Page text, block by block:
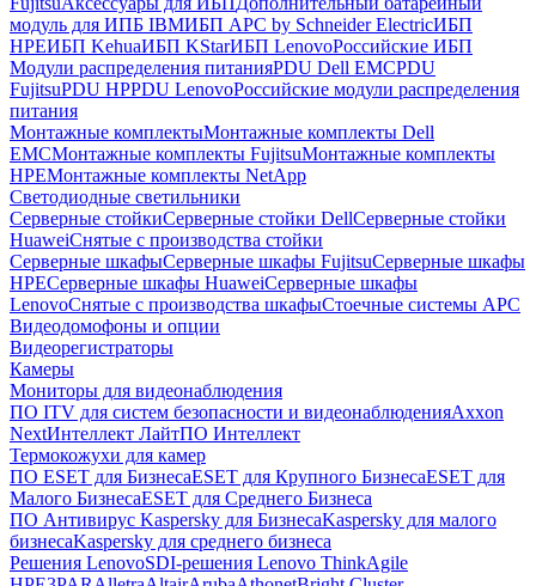
модуль для ИПБ IBMИБП APC by Schneider ElectricИБП
HPEИБП KehuaИБП KStarИБП LenovoРоссийские ИБП
Модули распределения питанияPDU Dell EMCPDU
FujitsuPDU HPPDU LenovoРоссийские модули распределения
питания
Монтажные комплектыМонтажные комплекты Dell
EMCМонтажные комплекты FujitsuМонтажные комплекты
HPEМонтажные комплекты NetApp
Светодиодные светильники
Серверные стойкиСерверные стойки DellСерверные стойки
HuaweiСнятые с производства стойки
Серверные шкафыСерверные шкафы FujitsuСерверные шкафы
HPEСерверные шкафы HuaweiСерверные шкафы
LenovoСнятые с производства шкафыСтоечные системы APC
Видеодомофоны и опции
Видеорегистраторы
Камеры
Мониторы для видеонаблюдения
ПО ITV для систем безопасности и видеонаблюденияAxxon
NextИнтеллект ЛайтПО Интеллект
Термокожухи для камер
ПО ESET для БизнесаESET для Крупного БизнесаESET для
Малого БизнесаESET для Среднего Бизнеса
ПО Антивирус Kaspersky для БизнесаKaspersky для малого
бизнесаKaspersky для среднего бизнеса
Решения LenovoSDI-решения Lenovo ThinkAgile